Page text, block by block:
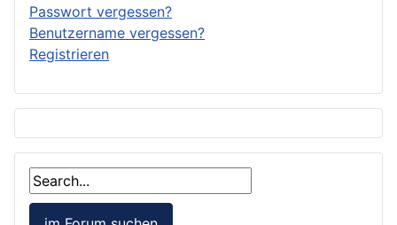
Passwort vergessen?
Benutzername vergessen?
Registrieren